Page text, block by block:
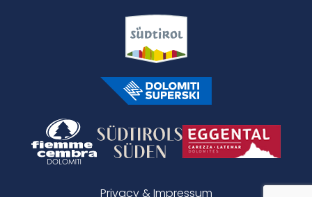
Privacy & Impressum